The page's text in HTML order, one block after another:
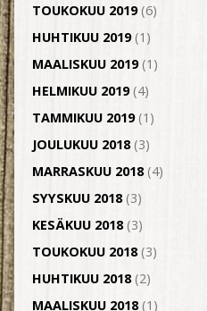
TOUKOKUU 2019(6)
HUHTIKUU 2019(1)
MAALISKUU 2019(1)
HELMIKUU 2019(4)
TAMMIKUU 2019(1)
JOULUKUU 2018(3)
MARRASKUU 2018(4)
SYYSKUU 2018(3)
KESÄKUU 2018(3)
TOUKOKUU 2018(3)
HUHTIKUU 2018(2)
MAALISKUU 2018(1)